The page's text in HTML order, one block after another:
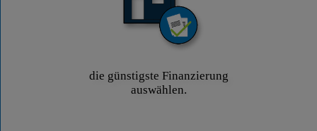
die günstigste Finanzierung
auswählen.